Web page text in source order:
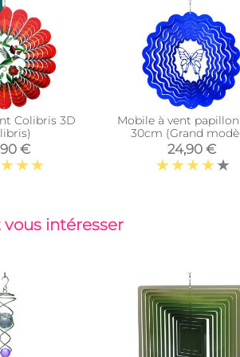
Colibris 3D
€
Mobile à vent
30cm (Grand
24,90 €
intéresser